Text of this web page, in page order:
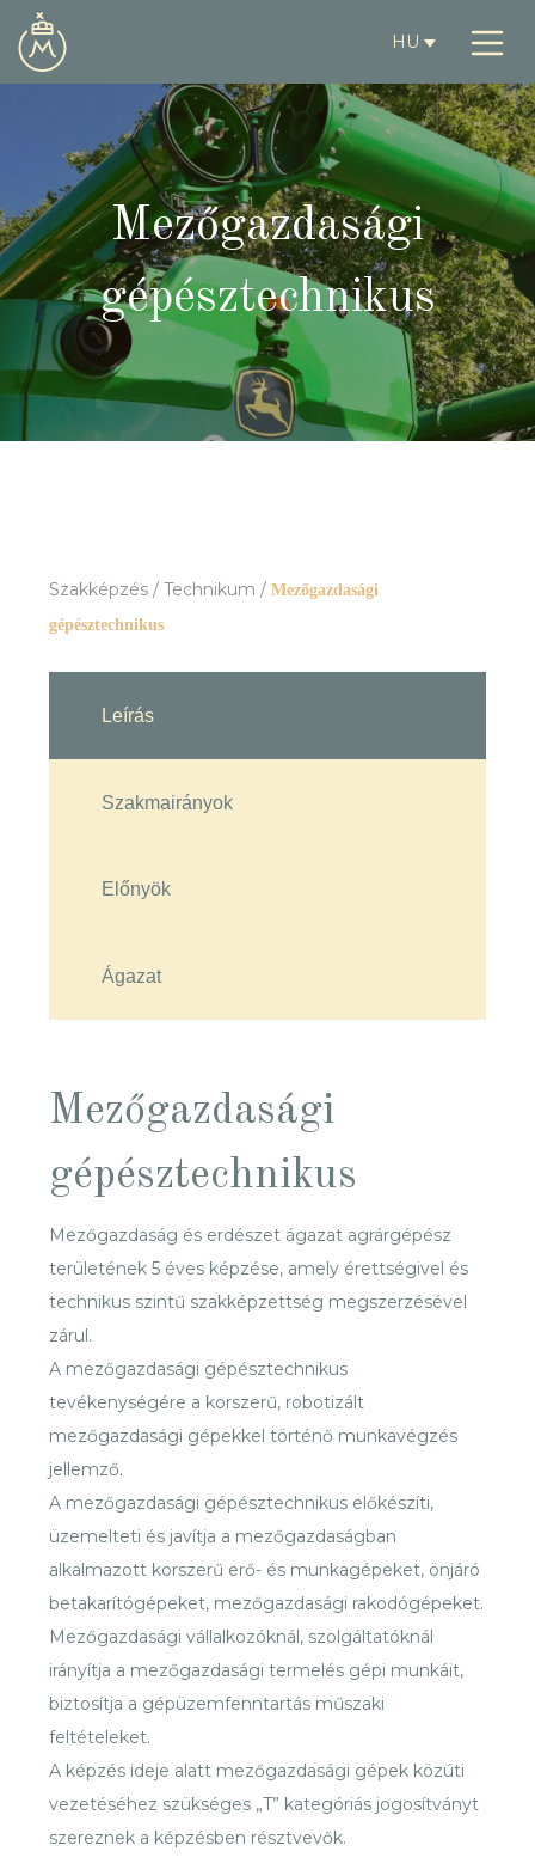
HU
Mezőgazdasági
gépésztechnikus
Szakképzés/ Technikum/ Mezőgazdasági
gépésztechnikus
Leírás
Szakmairányok
Előnyök
Ágazat
Mezőgazdasági
gépésztechnikus
Mezőgazdaság és erdészet ágazat agrárgépész
területének 5 éves képzése, amely érettségivel és
technikus szintű szakképzettség megszerzésével
zárul.
A mezőgazdasági gépésztechnikus
tevékenységére a korszerű, robotizált
mezőgazdasági gépekkel történő munkavégzés
jellemző.
A mezőgazdasági gépésztechnikus előkészíti,
üzemelteti és javítja a mezőgazdaságban
alkalmazott korszerű erő- és munkagépeket, önjáró
betakarítógépeket, mezőgazdasági rakodógépeket.
Mezőgazdasági vállalkozóknál, szolgáltatóknál
irányítja a mezőgazdasági termelés gépi munkáit,
biztosítja a gépüzemfenntartás műszaki
feltételeket.
A képzés ideje alatt mezőgazdasági gépek közúti
vezetéséhez szükséges „T” kategóriás jogosítványt
szereznek a képzésben résztvevők.